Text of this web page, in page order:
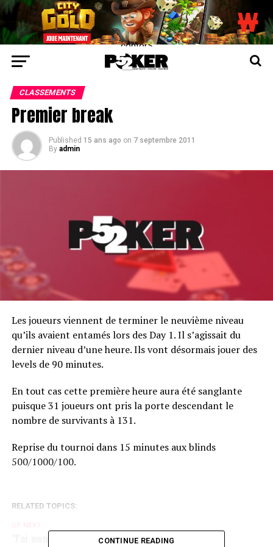
center>
CLASSEMENTS
Premier break
Published 15 ans ago on 7 septembre 2011
By admin
Les joueurs viennent de terminer le neuvième niveau
qu’ils avaient entamés lors des Day 1. Il s’agissait du
dernier niveau d’une heure. Ils vont désormais jouer des
levels de 90 minutes.
En tout cas cette première heure aura été sanglante
puisque 31 joueurs ont pris la porte descendant le
nombre de survivants à 131.
Reprise du tournoi dans 15 minutes aux blinds
500/1000/100.
RELATED TOPICS:
"J'ai owned Jimmy Ostensson"
CONTINUE READING